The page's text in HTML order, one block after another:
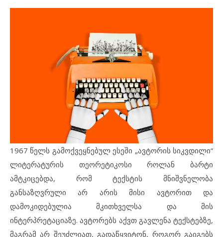
1967 წელს გამოქვეყნებულ ესეში „ავტორის სიკვდილი“
ლიტერატურის თეორეტიკოსი როლან ბარტი
ამტკიცებდა, რომ ტექსტის მნიშვნელობა
განსაზღვრული არ არის მისი ავტორით და
დამოკიდებულია მკითხველსა და მის
ინტერპრეტაციაზე. ავტორებს აქვთ გავლენა ტექსტებზე,
მაგრამ არ შეუძლიათ, გადაწყვიტონ, როგორ გაიგებს